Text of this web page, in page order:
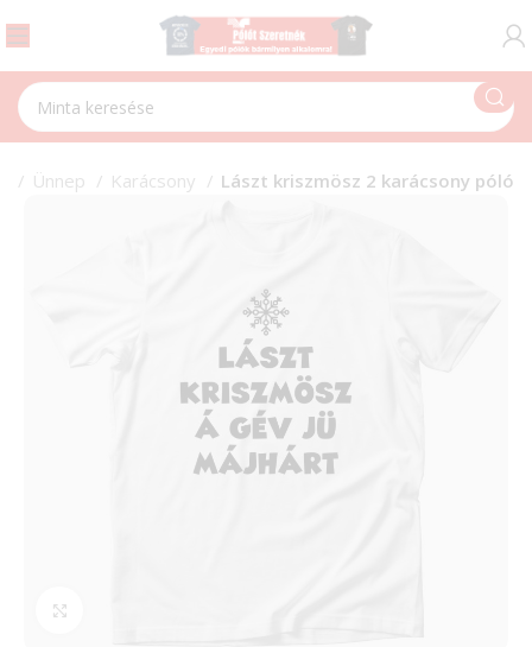
Ünnep Karácsony Lászt kriszmösz 2 karácsony póló